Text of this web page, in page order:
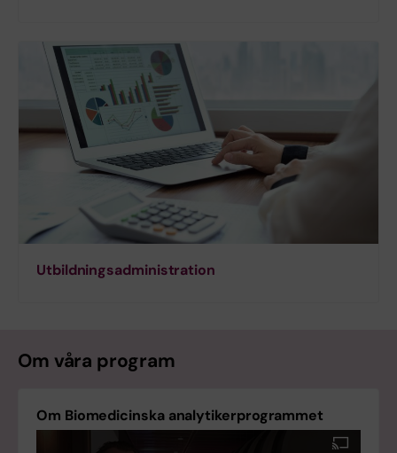
Utbildningsadministration
Om våra program
Om Biomedicinska analytikerprogrammet